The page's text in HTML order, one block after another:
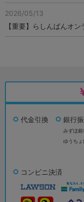
2026/05/13
【重要】らしんばんオ
代金引換 銀行
みずほ銀
ゆうちょ
コンビニ決済